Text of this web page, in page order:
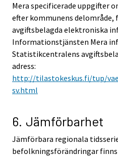
Mera specificerade uppgifter
efter kommunens delområde,
avgiftsbelagda elektroniska
Informationstjänsten Mera
Statistikcentralens
adress:
http://tilastokeskus.fi/tup/
sv.html
6. Jämförbarhet
Jämförbara regionala
befolkningsförändringar